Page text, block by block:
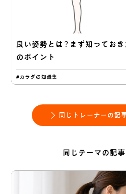
良い姿勢とは？まず知っておき
のポイント
#カラダの知識集
同じトレーナーの記
同じテーマの記